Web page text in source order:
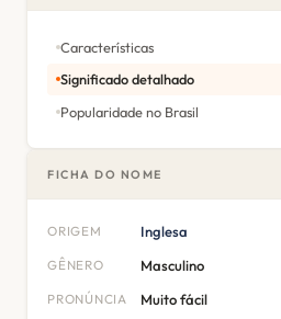
Características
Significado detalhado
Popularidade no Brasil
FICHA DO NOME
ORIGEM Inglesa
GÊNERO Masculino
PRONÚNCIA Muito fácil